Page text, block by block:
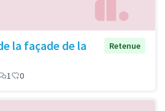
la façade de la
Retenue
1 0